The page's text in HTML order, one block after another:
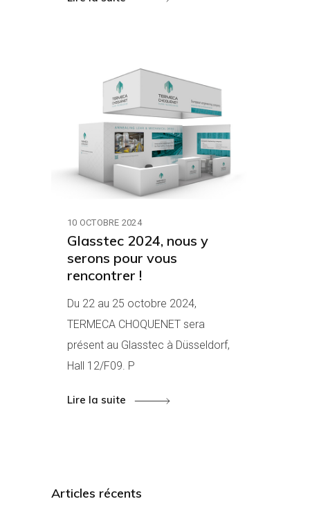
10 OCTOBRE 2024
Glasstec 2024, nous y
serons pour vous
rencontrer !
Du 22 au 25 octobre 2024,
TERMECA CHOQUENET sera
présent au Glasstec à Düsseldorf,
Hall 12/F09. P
Lire la suite
Articles récents